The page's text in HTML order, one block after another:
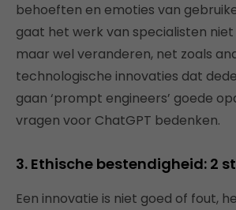
behoeften en emoties van
gaat het werk van specialisten
maar wel veranderen, net zoals
technologische innovaties dat
gaan ‘prompt engineers’ goede
vragen voor ChatGPT bedenken.
3. Ethische bestendigheid: 2
Een innovatie is niet goed of fout,